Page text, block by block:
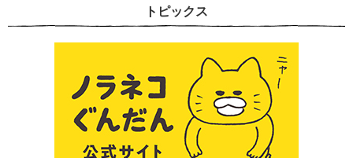
トピックス